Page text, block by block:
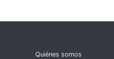
Quiénes somos